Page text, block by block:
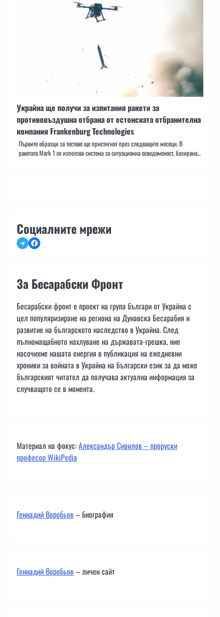
Украйна ще получи за изпитания ракети за
противовъздушна отбрана от естонската отбранителна
компания Frankenburg Technologies
Първите образци за тестове ще пристигнат през следващите месеци. В
ракетата Mark 1 се използва система за ситуационна осведоменост, базирана…
Социалните мрежи
TelegramFacebook
За Бесарабски Фронт
Бесарабски фронт е проект на група българи от Украйна с
цел популяризиране на региона на Дунавска Бесарабия и
развитие на българското наследство в Украйна. След
пълномащабното нахлуване на държавата-грешка, ние
насочихме нашата енергия в публикация на ежедневни
хроники за войната в Украйна на български език за да може
българският читател да получава актуална информация за
случващото се в момента.
Материал на фокус:Александър Сивилов – проруски
професор WikiPedia
Геннадий Воробьов– биография
Геннадий Воробьов– личен сайт